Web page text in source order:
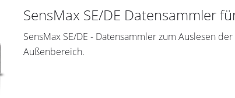
SensMax SE/DE Datensammler
SensMax SE/DE - Datensammler zum Auslesen
Außenbereich.